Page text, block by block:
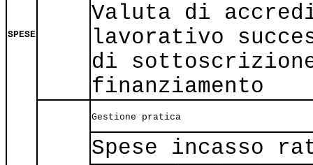
SPESE
Valuta di
lavorativo
di
finanziamento
Gestione pratica
Spese incasso